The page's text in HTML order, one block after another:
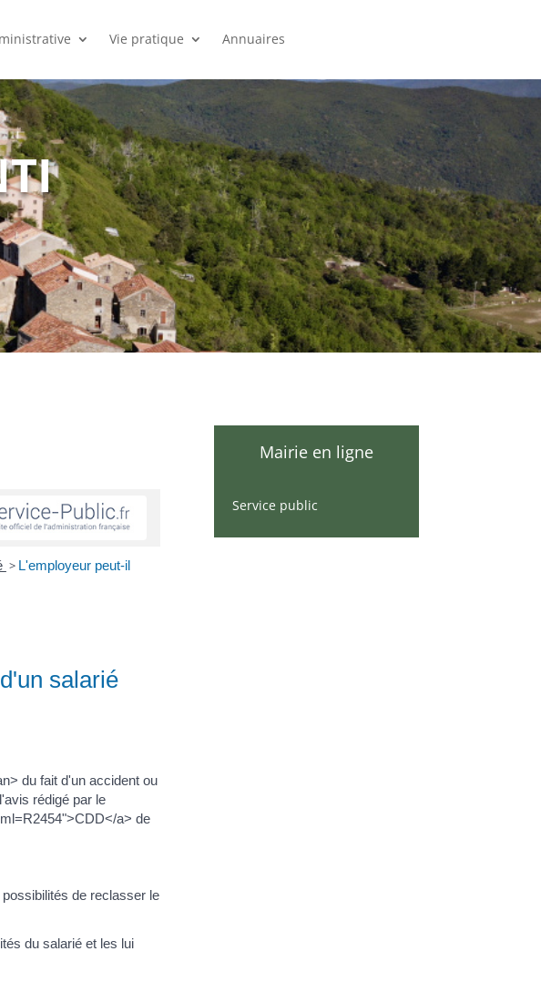
Vie pratique Annuaires
> L'employeur peut-il
salarié
du fait d'un accident ou
rédigé par le
a> de
de reclasser le
du salarié et les lui
Mairie en ligne
Service public